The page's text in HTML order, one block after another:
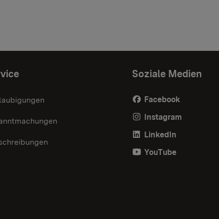
Soziale Medien
Facebook
Instagram
LinkedIn
YouTube